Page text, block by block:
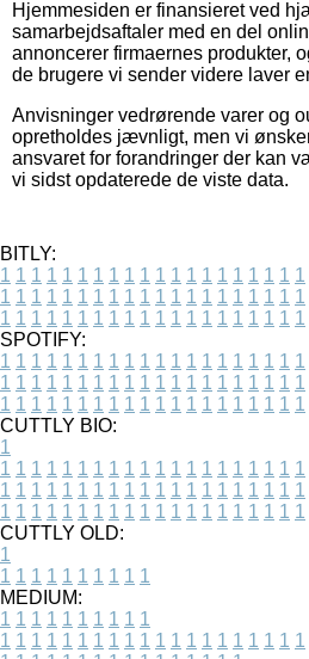
Hjemmesiden er finansieret ved
samarbejdsaftaler med en del
annoncerer firmaernes produkter,
de brugere vi sender videre laver
Anvisninger vedrørende varer og
opretholdes jævnligt, men vi
ansvaret for forandringer der kan
vi sidst opdaterede de viste data.
BITLY:
1 1 1 1 1 1 1 1 1 1 1 1 1 1 1 1 1 1 1 1
1 1 1 1 1 1 1 1 1 1 1 1 1 1 1 1 1 1 1 1
1 1 1 1 1 1 1 1 1 1 1 1 1 1 1 1 1 1 1 1
SPOTIFY:
1 1 1 1 1 1 1 1 1 1 1 1 1 1 1 1 1 1 1 1
1 1 1 1 1 1 1 1 1 1 1 1 1 1 1 1 1 1 1 1
1 1 1 1 1 1 1 1 1 1 1 1 1 1 1 1 1 1 1 1
CUTTLY BIO:
1
1 1 1 1 1 1 1 1 1 1 1 1 1 1 1 1 1 1 1 1
1 1 1 1 1 1 1 1 1 1 1 1 1 1 1 1 1 1 1 1
1 1 1 1 1 1 1 1 1 1 1 1 1 1 1 1 1 1 1 1
CUTTLY OLD:
1
1 1 1 1 1 1 1 1 1 1
MEDIUM:
1 1 1 1 1 1 1 1 1 1
1 1 1 1 1 1 1 1 1 1 1 1 1 1 1 1 1 1 1 1